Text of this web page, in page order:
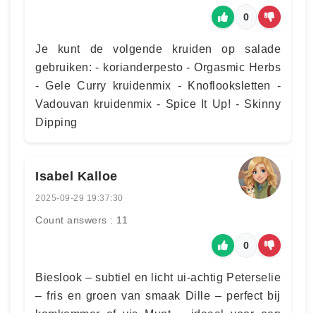
0
Je kunt de volgende kruiden op salade
gebruiken: - korianderpesto - Orgasmic Herbs
- Gele Curry kruidenmix - Knoflooksletten -
Vadouvan kruidenmix - Spice It Up! - Skinny
Dipping
Isabel Kalloe
2025-09-29 19:37:30
Count answers : 11
0
Bieslook – subtiel en licht ui-achtig Peterselie
– fris en groen van smaak Dille – perfect bij